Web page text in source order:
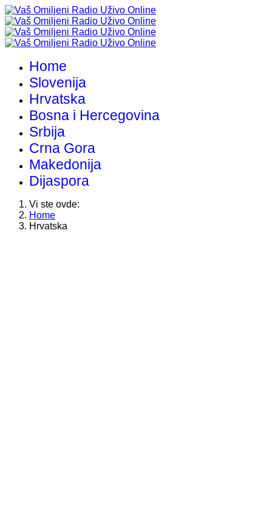
Home
Slovenija
Hrvatska
Bosna i Hercegovina
Srbija
Crna Gora
Makedonija
Dijaspora
Vi ste ovde:
Home
Hrvatska